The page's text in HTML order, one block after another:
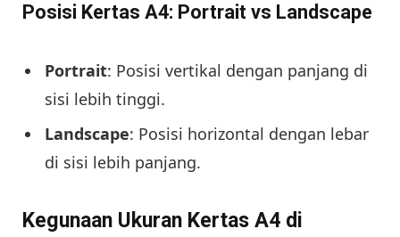
Posisi Kertas A4: Portrait vs Landscape
Portrait: Posisi vertikal dengan panjang di
sisi lebih tinggi.
Landscape: Posisi horizontal dengan lebar
di sisi lebih panjang.
Kegunaan Ukuran Kertas A4 di